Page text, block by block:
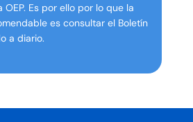
Es por ello por lo que la
es consultar el Boletín
a diario.